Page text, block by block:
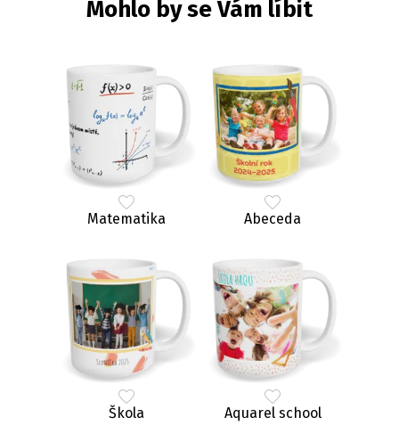
Mohlo by se Vám líbit
Matematika Abeceda
Škola Aquarel school